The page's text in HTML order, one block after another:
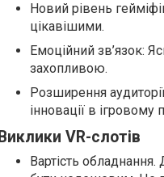
Новий рівень
цікавішими.
Емоційний зв’язок:
захопливою.
Розширення
інновації в ігровому
Виклики VR-слотів
Вартість